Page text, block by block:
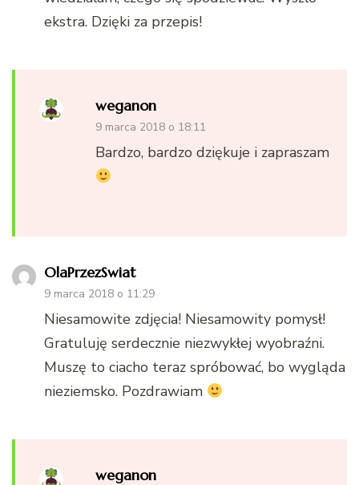
ekstra. Dzięki za przepis!
weganon
9 marca 2018 o 18:11
Bardzo, bardzo dziękuje i zapraszam
OlaPrzezSwiat
9 marca 2018 o 11:29
Niesamowite zdjęcia! Niesamowity pomysł!
Gratuluję serdecznie niezwykłej wyobraźni.
Muszę to ciacho teraz spróbować, bo wygląda
nieziemsko. Pozdrawiam
weganon